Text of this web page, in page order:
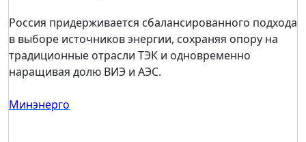
Россия придерживается сбалансированного подхода
в выборе источников энергии, сохраняя опору на
традиционные отрасли ТЭК и одновременно
наращивая долю ВИЭ и АЭС.
Минэнерго